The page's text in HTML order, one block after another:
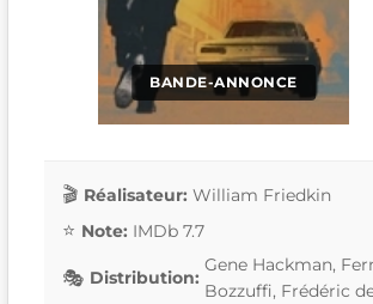
BANDE-ANNONCE
Réalisateur: William Friedkin
Note: IMDb 7.7
Distribution:
Gene Hackman,
Bozzuffi, Frédéric